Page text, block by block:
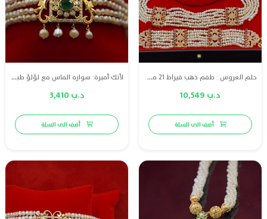
حلم العروس : طقم ذهب قيراط 21 مع لؤلؤ طبيعي وياقوت احمر طبيعي
د.ب 10,549
أضف الى السلة
لأنك أميرة: سواره الماس مع لؤلؤ طبيعي وزمرد وذهب قيراط 18
د.ب 3,410
أضف الى السلة